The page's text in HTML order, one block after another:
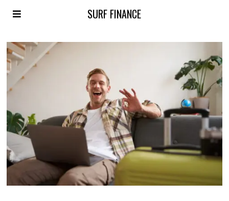
SURF FINANCE